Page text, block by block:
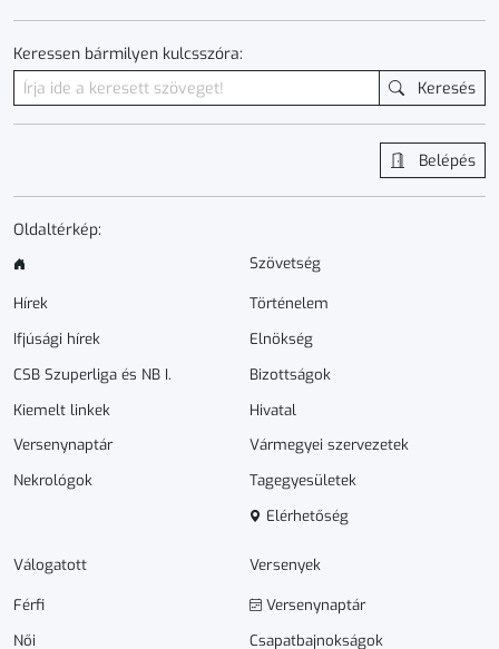
Keressen bármilyen kulcsszóra:
Keresés
Belépés
Oldaltérkép:
Hírek
Ifjúsági hírek
CSB Szuperliga és NB I.
Kiemelt linkek
Versenynaptár
Nekrológok
Szövetség
Történelem
Elnökség
Bizottságok
Hivatal
Vármegyei szervezetek
Tagegyesületek
Elérhetőség
Válogatott
Férfi
Női
Versenyek
Versenynaptár
Csapatbajnokságok